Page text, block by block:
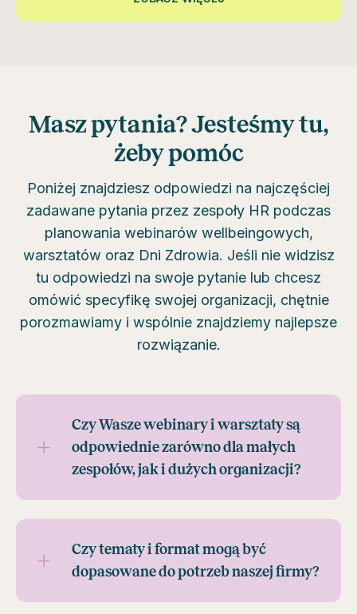
Masz pytania? Jesteśmy tu,
żeby pomóc
Poniżej znajdziesz odpowiedzi na najczęściej
zadawane pytania przez zespoły HR podczas
planowania webinarów wellbeingowych,
warsztatów oraz Dni Zdrowia. Jeśli nie widzisz
tu odpowiedzi na swoje pytanie lub chcesz
omówić specyfikę swojej organizacji, chętnie
porozmawiamy i wspólnie znajdziemy najlepsze
rozwiązanie.
Czy Wasze webinary i warsztaty są
odpowiednie zarówno dla małych
zespołów, jak i dużych organizacji?
Czy tematy i format mogą być
dopasowane do potrzeb naszej firmy?